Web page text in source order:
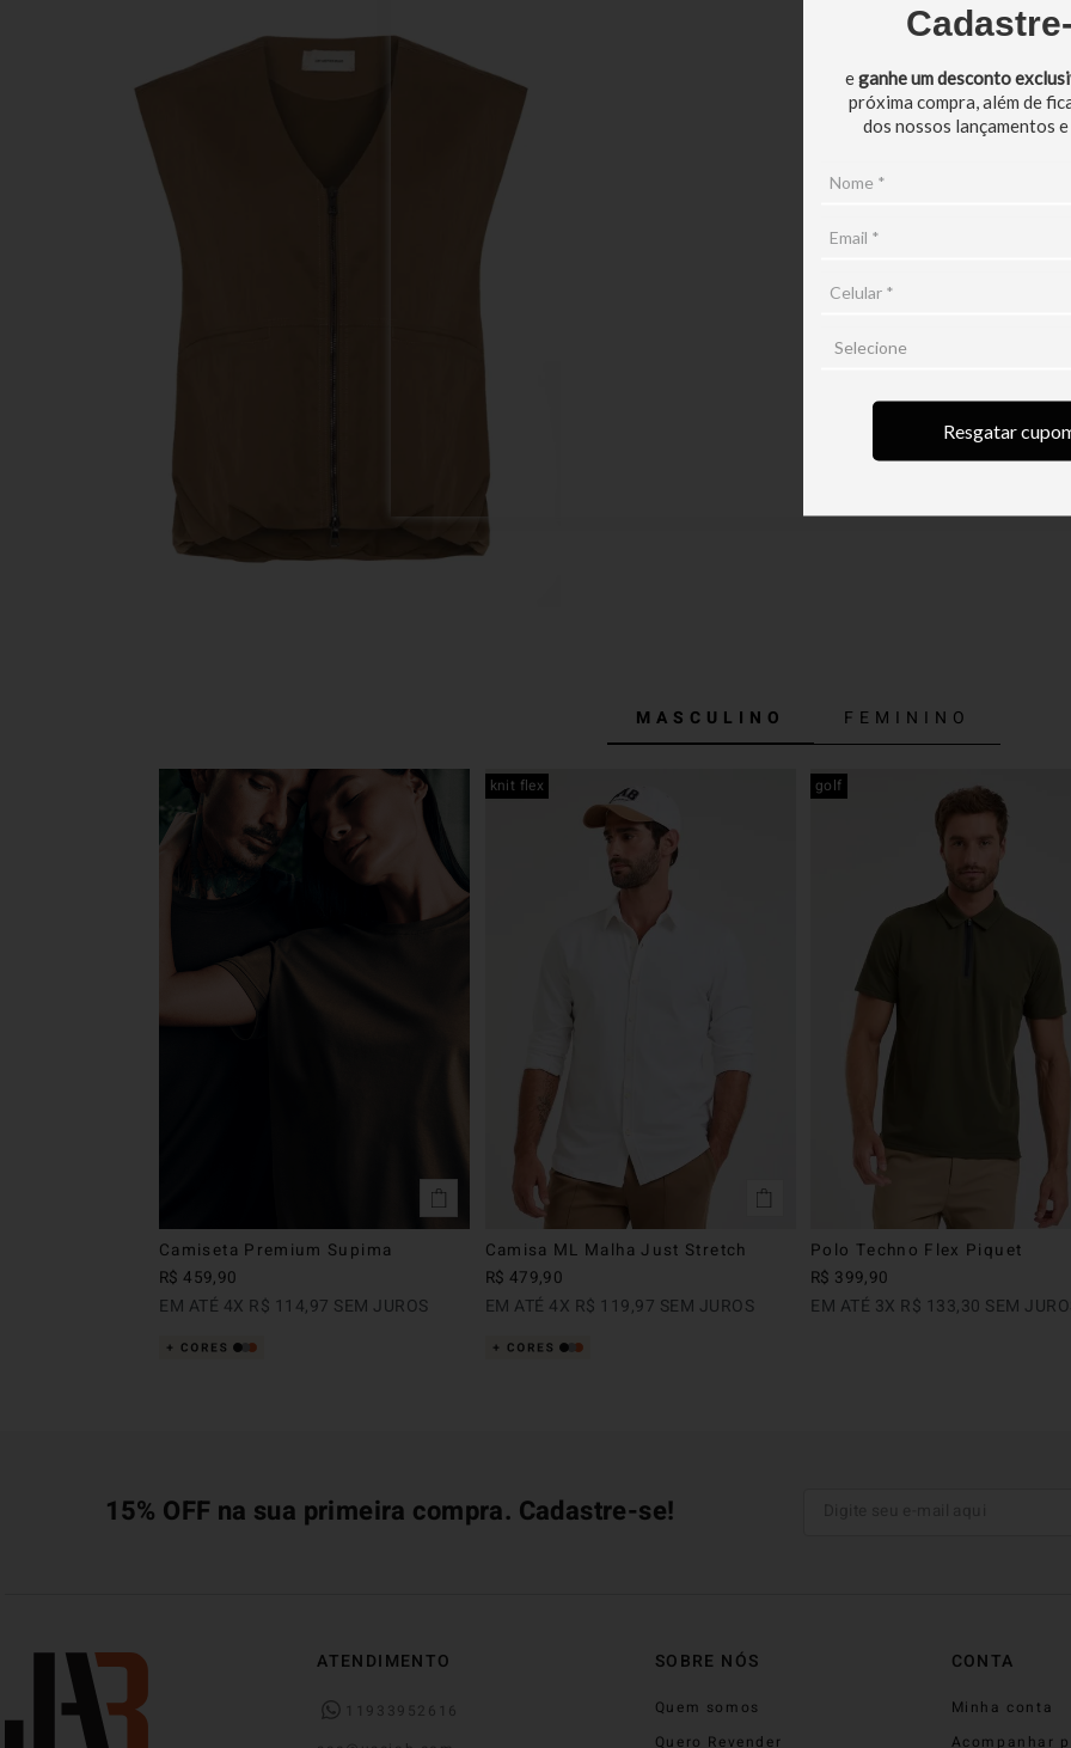
eganhe um desconto
próxima compra, além de
dos nossos lançamentos e
Resgatar
MASCULINO FEMININO
Camiseta Premium Supima
R$ 459,90
EM ATÉ 4X R$ 114,97 SEM JUROS
knit flex
Camisa ML Malha Just Stretch
R$ 479,90
EM ATÉ 4X R$ 119,97 SEM JUROS
golf
Polo Techno Flex Piquet
R$ 399,90
EM ATÉ 3X R$ 133,30 SEM
15% OFF na sua primeira compra. Cadastre-se!
ATENDIMENTO
11933952616
SOBRE NÓS
Quem somos
Quero Revender
CONTA
Minha conta
Acompanhar